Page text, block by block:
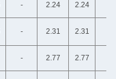
- 2.24 2.24
- 2.31 2.31
- 2.77 2.77